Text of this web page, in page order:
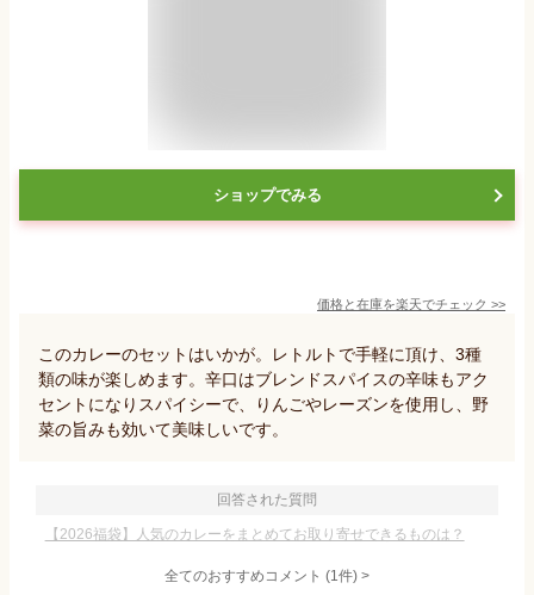
ショップでみる
価格と在庫を楽天でチェック >>
このカレーのセットはいかが。レトルトで手軽に頂け、3種
類の味が楽しめます。辛口はブレンドスパイスの辛味もアク
セントになりスパイシーで、りんごやレーズンを使用し、野
菜の旨みも効いて美味しいです。
回答された質問
【2026福袋】人気のカレーをまとめてお取り寄せできるものは？
全てのおすすめコメント (1件) >